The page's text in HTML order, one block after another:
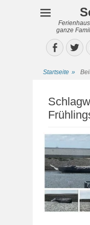
ganze
Startseite »